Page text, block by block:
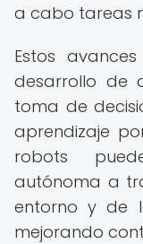
a cabo tareas
Estos
desarrollo de
toma de
aprendizaje
robots
autónoma a
entorno y de
mejorando